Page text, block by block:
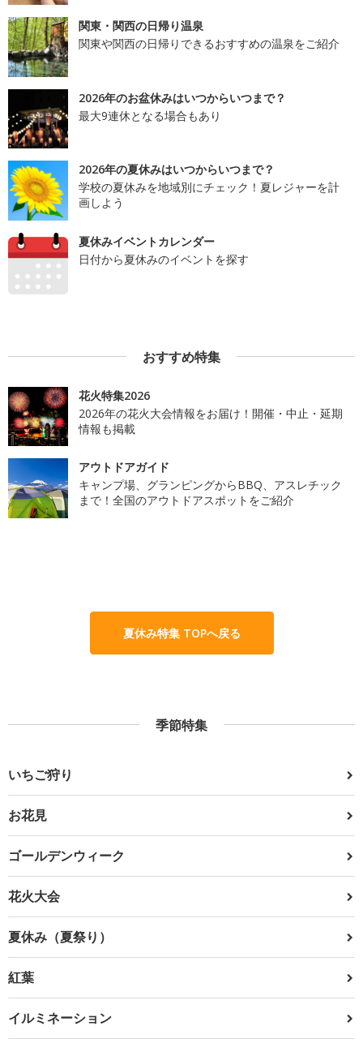
関東・関西の日帰り温泉
関東や関西の日帰りできるおすすめの温泉をご紹介
2026年のお盆休みはいつからいつまで？
最大9連休となる場合もあり
2026年の夏休みはいつからいつまで？
学校の夏休みを地域別にチェック！夏レジャーを計
画しよう
夏休みイベントカレンダー
日付から夏休みのイベントを探す
おすすめ特集
花火特集2026
2026年の花火大会情報をお届け！開催・中止・延期
情報も掲載
アウトドアガイド
キャンプ場、グランピングからBBQ、アスレチック
まで！全国のアウトドアスポットをご紹介
夏休み特集 TOPへ戻る
季節特集
いちご狩り
お花見
ゴールデンウィーク
花火大会
夏休み（夏祭り）
紅葉
イルミネーション